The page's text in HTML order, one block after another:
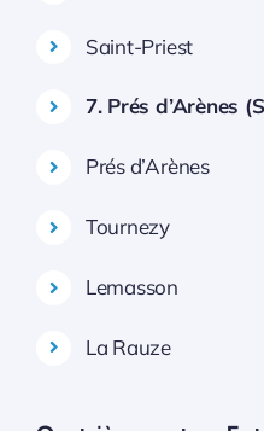
Saint-Priest
7. Prés d’Arènes
Prés d’Arènes
Tournezy
Lemasson
La Rauze